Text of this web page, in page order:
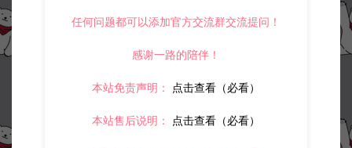
任何问题都可以添加官方交流群交流提问！
感谢一路的陪伴！
本站免责声明： 点击查看（必看）
本站售后说明： 点击查看（必看）